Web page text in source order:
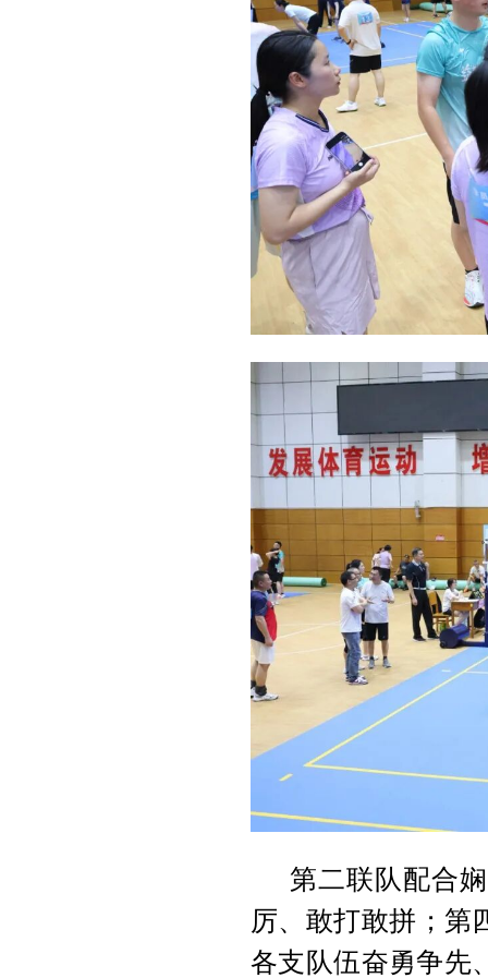
第二联队配合
厉、敢打敢拼；
各支队伍奋勇争先